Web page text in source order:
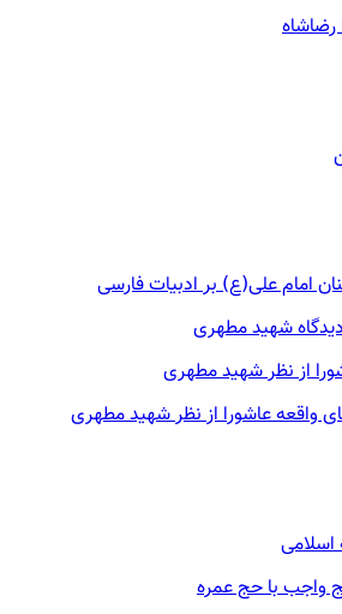
رضاشاه
امام علی(ع) بر ادبیات فارسی
شهید مطهری
از نظر شهید مطهری
عاشورا از نظر شهید مطهری
اسلامی
با حج عمره